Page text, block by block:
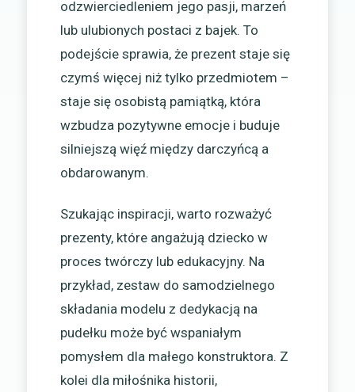
odzwierciedleniem jego pasji, marzeń
lub ulubionych postaci z bajek. To
podejście sprawia, że prezent staje się
czymś więcej niż tylko przedmiotem –
staje się osobistą pamiątką, która
wzbudza pozytywne emocje i buduje
silniejszą więź między darczyńcą a
obdarowanym.
Szukając inspiracji, warto rozważyć
prezenty, które angażują dziecko w
proces twórczy lub edukacyjny. Na
przykład, zestaw do samodzielnego
składania modelu z dedykacją na
pudełku może być wspaniałym
pomysłem dla małego konstruktora. Z
kolei dla miłośnika historii,